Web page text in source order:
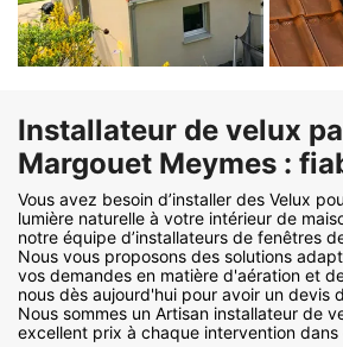
Installateur de velux
Margouet Meymes :
Vous avez besoin d’installer des Velux
lumière naturelle à votre intérieur de
notre équipe d’installateurs de fenêtres
Nous vous proposons des solutions
vos demandes en matière d'aération et
nous dès aujourd'hui pour avoir un devis
Nous sommes un Artisan installateur de
excellent prix à chaque intervention dans